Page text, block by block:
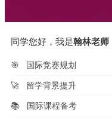
同学您好，我是翰林老师
🎯 国际竞赛规划
🚀 留学背景提升
📚 国际课程备考